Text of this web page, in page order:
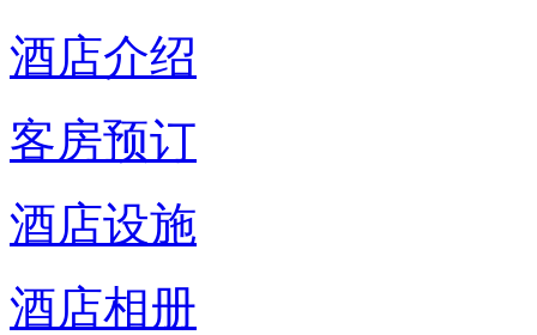
酒店介绍
客房预订
酒店设施
酒店相册